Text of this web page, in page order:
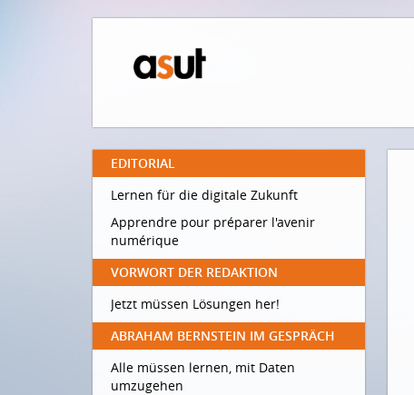
EDITORIAL
Lernen für die digitale Zukunft
Apprendre pour préparer l'avenir
numérique
VORWORT DER REDAKTION
Jetzt müssen Lösungen her!
ABRAHAM BERNSTEIN IM GESPRÄCH
Alle müssen lernen, mit Daten
umzugehen